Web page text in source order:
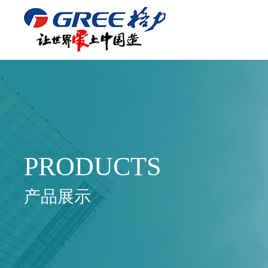
PRODUCTS
产品展示